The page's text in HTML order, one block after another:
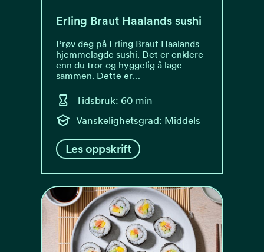
Erling Braut Haalands sushi
Prøv deg på Erling Braut Haalands
hjemmelagde sushi. Det er enklere
enn du tror og hyggelig å lage
sammen. Dette er…
Tidsbruk: 60 min
Vanskelighetsgrad: Middels
Les oppskrift